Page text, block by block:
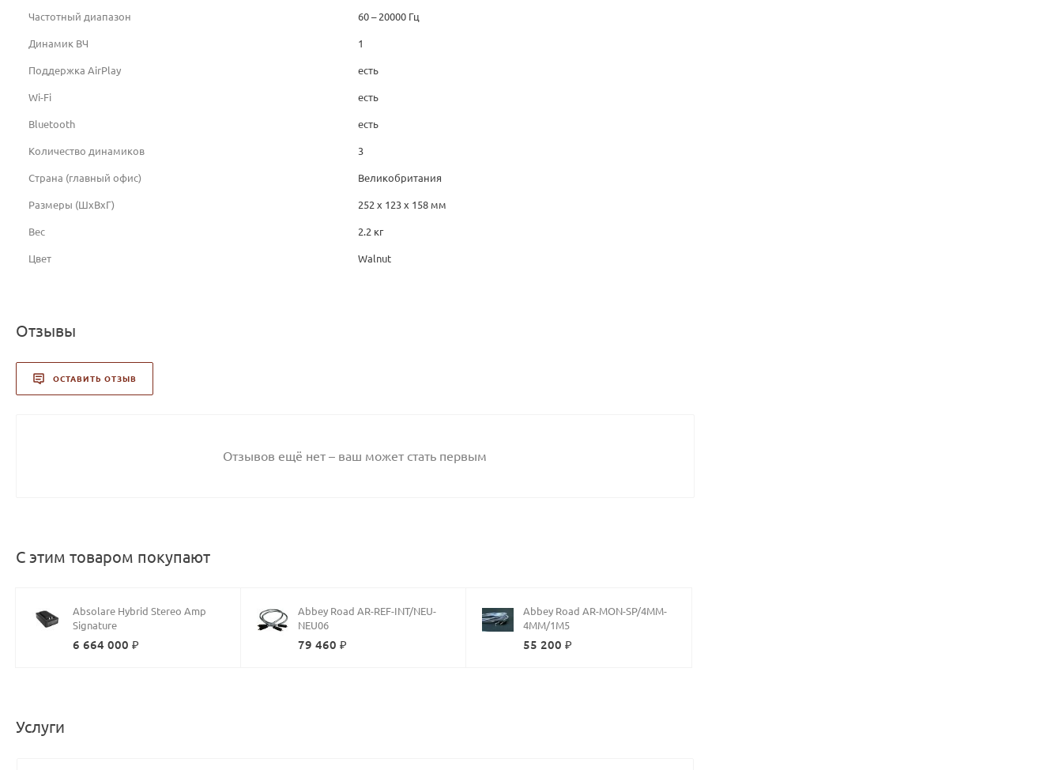
Частотный диапазон 60 – 20000 Гц
Динамик ВЧ 1
Поддержка AirPlay есть
Wi-Fi есть
Bluetooth есть
Количество динамиков 3
Страна (главный офис) Великобритания
Размеры (ШxВxГ) 252 x 123 x 158 мм
Вес 2.2 кг
Цвет Walnut
Отзывы
ОСТАВИТЬ ОТЗЫВ
Отзывов ещё нет – ваш может стать первым
С этим товаром покупают
Absolare Hybrid Stereo Amp
Signature
6 664 000 ₽
Abbey Road AR-REF-INT/NEU-
NEU06
79 460 ₽
Abbey Road AR-MON-SP/4MM-
4MM/1M5
55 200 ₽
Услуги